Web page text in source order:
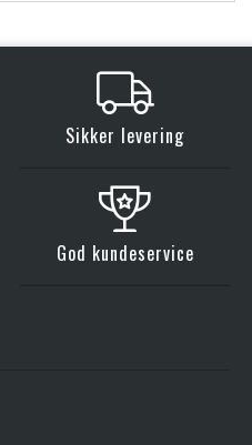
Sikker levering
God kundeservice